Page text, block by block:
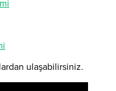
ulaşabilirsiniz.